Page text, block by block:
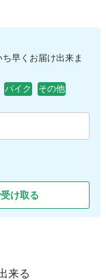
早くお届け出来ま
バイク その他
け取る
来る